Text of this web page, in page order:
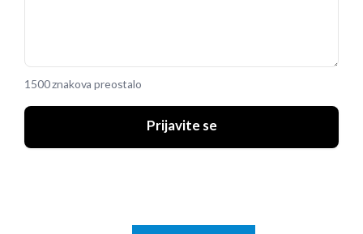
1500 znakova preostalo
Prijavite se